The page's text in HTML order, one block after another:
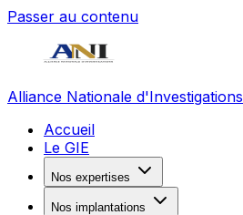
Passer au contenu
Alliance Nationale d'Investigations
Accueil
Le GIE
Nos expertises
Nos implantations